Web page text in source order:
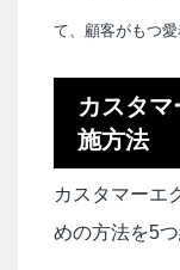
て、顧客がもつ愛
カスタ
施方法
カスタマーエ
めの方法を5つ